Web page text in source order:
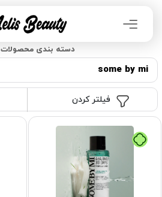
دسته بندی محصولات
some by mi
فیلتر کردن